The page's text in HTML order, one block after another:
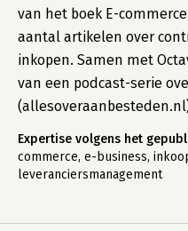
van het boek E-
aantal artikelen over
inkopen. Samen met
van een podcast-serie
Expertise volgens het
commerce, e-business,
leveranciersmanagement